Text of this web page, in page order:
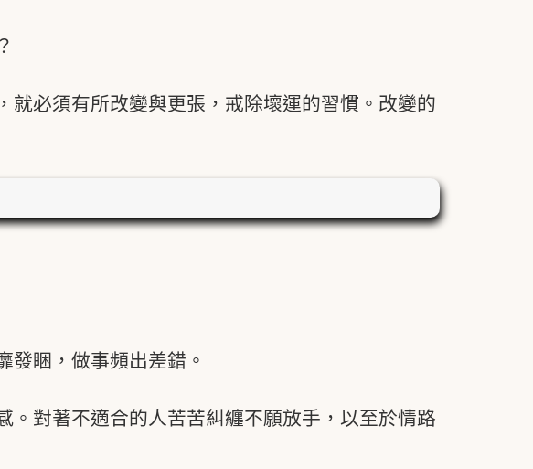
必須有所改變與更張，戒除壞運的習慣。改變的
發睏，做事頻出差錯。
對著不適合的人苦苦糾纏不願放手，以至於情路